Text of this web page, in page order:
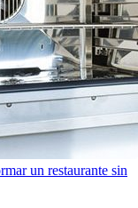
un restaurante sin